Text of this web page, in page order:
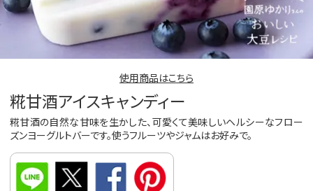
使用商品はこちら
糀甘酒アイスキャンディー
糀甘酒の自然な甘味を生かした、可愛くて美味しいヘルシーなフロー
ズンヨーグルトバーです。使うフルーツやジャムはお好みで。